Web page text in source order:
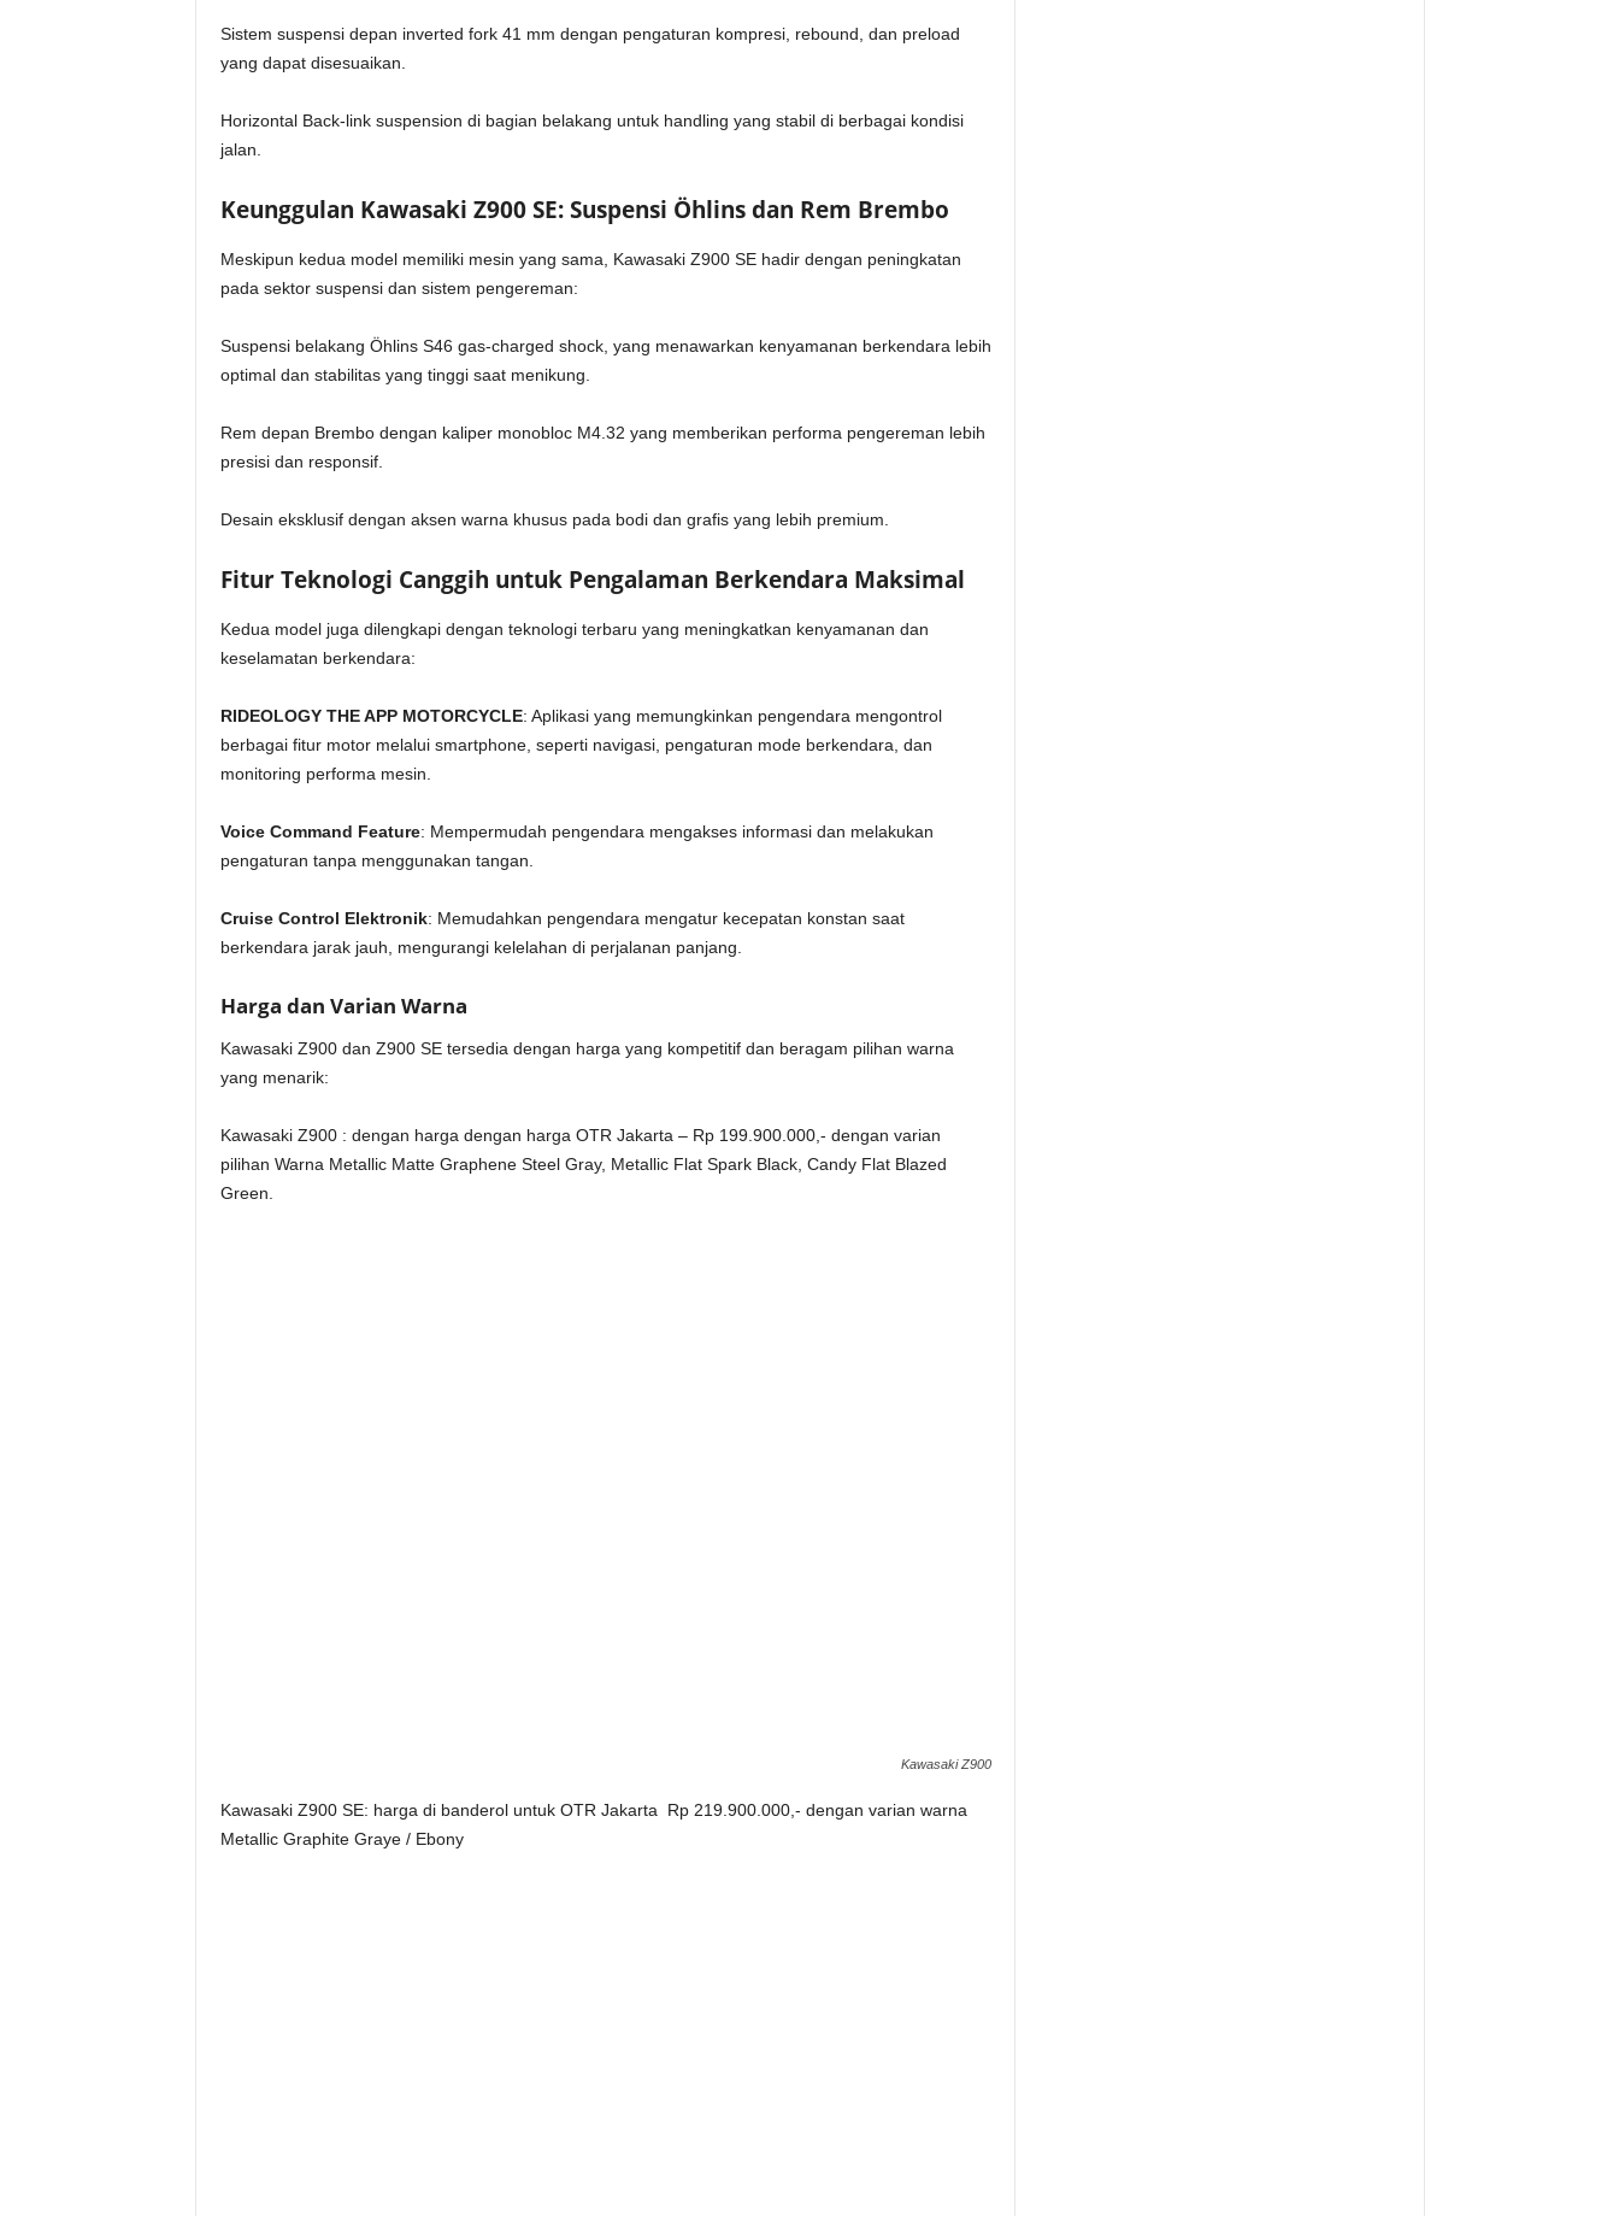
Sistem suspensi depan inverted fork 41 mm dengan pengaturan kompresi, rebound, dan preload
yang dapat disesuaikan.
Horizontal Back-link suspension di bagian belakang untuk handling yang stabil di berbagai kondisi
jalan.
Keunggulan Kawasaki Z900 SE: Suspensi Öhlins dan Rem Brembo
Meskipun kedua model memiliki mesin yang sama, Kawasaki Z900 SE hadir dengan peningkatan
pada sektor suspensi dan sistem pengereman:
Suspensi belakang Öhlins S46 gas-charged shock, yang menawarkan kenyamanan berkendara lebih
optimal dan stabilitas yang tinggi saat menikung.
Rem depan Brembo dengan kaliper monobloc M4.32 yang memberikan performa pengereman lebih
presisi dan responsif.
Desain eksklusif dengan aksen warna khusus pada bodi dan grafis yang lebih premium.
Fitur Teknologi Canggih untuk Pengalaman Berkendara Maksimal
Kedua model juga dilengkapi dengan teknologi terbaru yang meningkatkan kenyamanan dan
keselamatan berkendara:
RIDEOLOGY THE APP MOTORCYCLE: Aplikasi yang memungkinkan pengendara mengontrol
berbagai fitur motor melalui smartphone, seperti navigasi, pengaturan mode berkendara, dan
monitoring performa mesin.
Voice Command Feature: Mempermudah pengendara mengakses informasi dan melakukan
pengaturan tanpa menggunakan tangan.
Cruise Control Elektronik: Memudahkan pengendara mengatur kecepatan konstan saat
berkendara jarak jauh, mengurangi kelelahan di perjalanan panjang.
Harga dan Varian Warna
Kawasaki Z900 dan Z900 SE tersedia dengan harga yang kompetitif dan beragam pilihan warna
yang menarik:
Kawasaki Z900 : dengan harga dengan harga OTR Jakarta – Rp 199.900.000,- dengan varian
pilihan Warna Metallic Matte Graphene Steel Gray, Metallic Flat Spark Black, Candy Flat Blazed
Green.
Kawasaki Z900
Kawasaki Z900 SE: harga di banderol untuk OTR Jakarta Rp 219.900.000,- dengan varian warna
Metallic Graphite Graye / Ebony